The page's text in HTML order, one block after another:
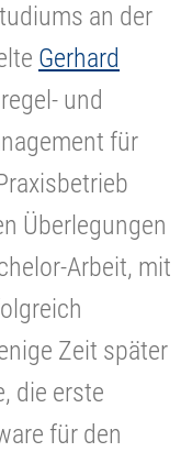
an der
Gerhard
und
für
Überlegungen
Arbeit, mit
Zeit später
die erste
für den